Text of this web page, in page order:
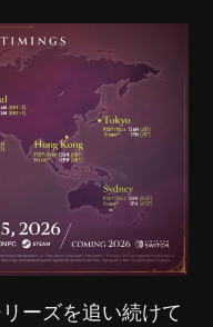
ーズを追い続けて